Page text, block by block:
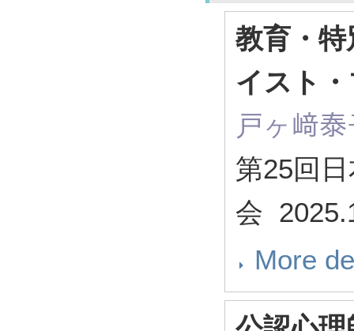
教育・
イスト
戸ヶ﨑泰
第25回
会
More